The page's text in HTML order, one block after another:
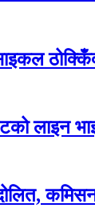
लाइन